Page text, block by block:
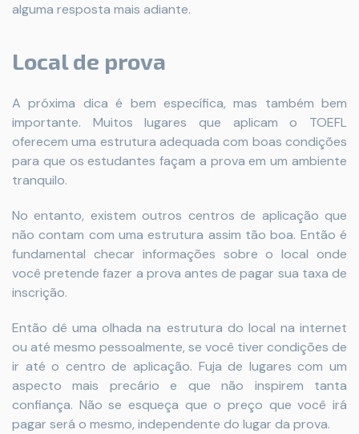
alguma resposta mais adiante.
Local de prova
A próxima dica é bem específica, mas também bem
importante. Muitos lugares que aplicam o TOEFL
oferecem uma estrutura adequada com boas condições
para que os estudantes façam a prova em um ambiente
tranquilo.
No entanto, existem outros centros de aplicação que
não contam com uma estrutura assim tão boa. Então é
fundamental checar informações sobre o local onde
você pretende fazer a prova antes de pagar sua taxa de
inscrição.
Então dê uma olhada na estrutura do local na internet
ou até mesmo pessoalmente, se você tiver condições de
ir até o centro de aplicação. Fuja de lugares com um
aspecto mais precário e que não inspirem tanta
confiança. Não se esqueça que o preço que você irá
pagar será o mesmo, independente do lugar da prova.